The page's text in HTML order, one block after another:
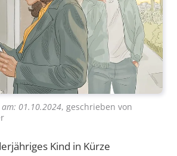
01.10.2024, geschrieben von
Kind in Kürze